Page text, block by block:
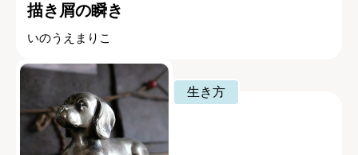
描き屑の瞬き
いのうえまりこ
生き方